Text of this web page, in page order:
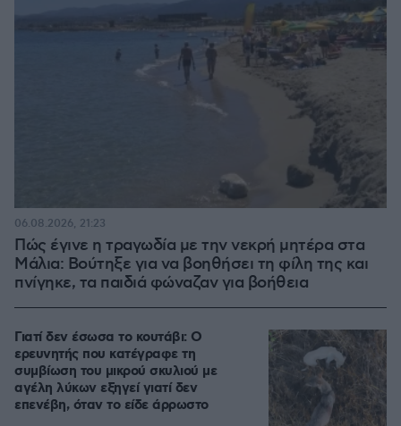
Πώς έγινε η τραγωδία με την νεκρή μητέρα στα
Μάλια: Βούτηξε για να βοηθήσει τη φίλη της και
πνίγηκε, τα παιδιά φώναζαν για βοήθεια
06.08.2026, 21:23
Γιατί δεν έσωσα το κουτάβι: Ο
ερευνητής που κατέγραφε τη
συμβίωση του μικρού σκυλιού με
αγέλη λύκων εξηγεί γιατί δεν
επενέβη, όταν το είδε άρρωστο